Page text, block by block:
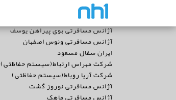
آژانس مسافرتی بوی پیراهن یوسف
آژانس مسافرتی ونوس اصفهان
ایران سفال مسعود
شرکت مهراس ارتباط(سیستم حفاظتی)
شرکت آریا روباط(سیستم حفاظتی)
آژانس مسافرتی نوروز گشت